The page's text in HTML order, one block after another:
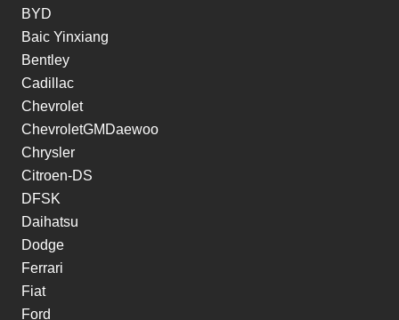
BYD
Baic Yinxiang
Bentley
Cadillac
Chevrolet
ChevroletGMDaewoo
Chrysler
Citroen-DS
DFSK
Daihatsu
Dodge
Ferrari
Fiat
Ford